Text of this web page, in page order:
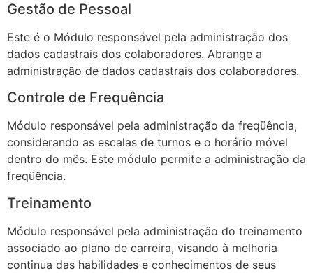
Gestão de Pessoal
Este é o Módulo responsável pela administração dos
dados cadastrais dos colaboradores. Abrange a
administração de dados cadastrais dos colaboradores.
Controle de Frequência
Módulo responsável pela administração da freqüência,
considerando as escalas de turnos e o horário móvel
dentro do mês. Este módulo permite a administração da
freqüência.
Treinamento
Módulo responsável pela administração do treinamento
associado ao plano de carreira, visando à melhoria
continua das habilidades e conhecimentos de seus